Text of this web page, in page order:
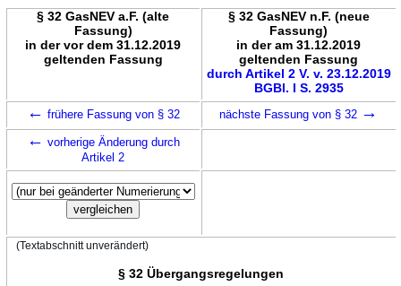
§ 32 GasNEV a.F. (alte
Fassung)
in der vor dem 31.12.2019
geltenden Fassung
§ 32 GasNEV n.F. (neue
Fassung)
in der am 31.12.2019
geltenden Fassung
durch Artikel 2 V. v. 23.12.2019
BGBl. I S. 2935
← frühere Fassung von § 32 nächste Fassung von § 32 →
← vorherige Änderung durch
Artikel 2
(Textabschnitt unverändert)
§ 32 Übergangsregelungen